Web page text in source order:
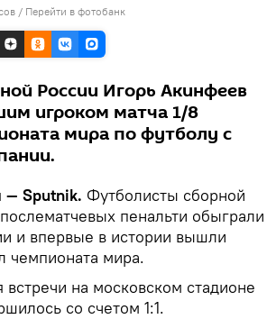
/ Перейти в фотобанк
России Игорь Акинфеев
игроком матча 1/8
мира по футболу с
Sputnik. Футболисты сборной
пенальти обыграли
и впервые в истории вышли
чемпионата мира.
на московском стадионе
со счетом 1:1.